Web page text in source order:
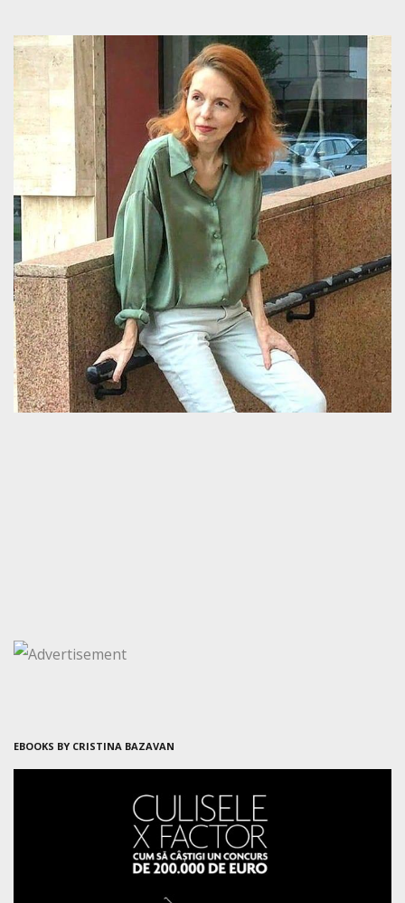
EBOOKS BY CRISTINA BAZAVAN